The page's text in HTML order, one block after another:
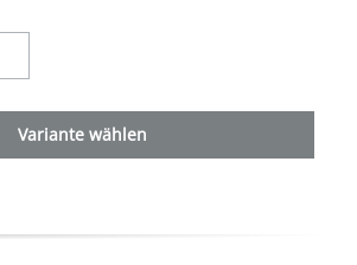
Variante wählen